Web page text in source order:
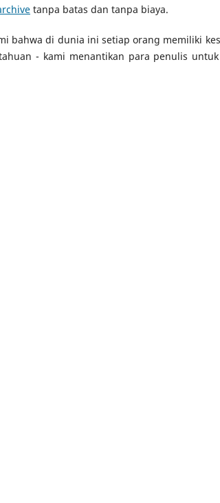
tanpa batas dan tanpa biaya.
bahwa di dunia ini setiap orang memiliki
- kami menantikan para penulis